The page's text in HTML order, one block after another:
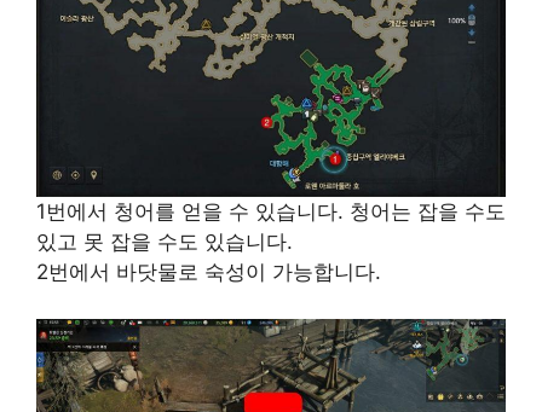
1번에서 청어를 얻을 수 있습니다. 청어는 잡을 수도
있고 못 잡을 수도 있습니다.
2번에서 바닷물로 숙성이 가능합니다.